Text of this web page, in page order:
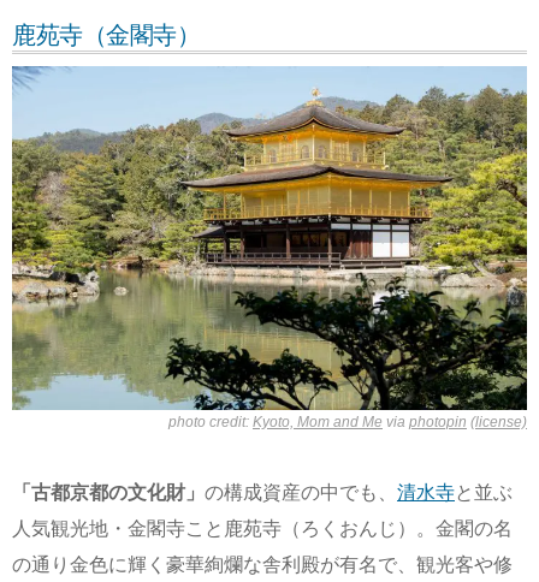
鹿苑寺（金閣寺）
photo credit: Kyoto, Mom and Me via photopin (license)
「古都京都の文化財」 の構成資産の中でも、 清水寺と並ぶ
人気観光地・金閣寺こと鹿苑寺（ろくおんじ）。金閣の名
の通り金色に輝く豪華絢爛な舎利殿が有名で、観光客や修